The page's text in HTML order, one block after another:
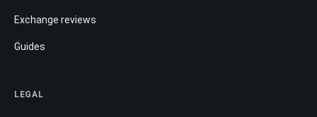
Exchange reviews
Guides
LEGAL